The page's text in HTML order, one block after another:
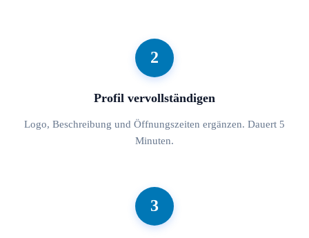
2
Profil vervollständigen
Logo, Beschreibung und Öffnungszeiten ergänzen. Dauert 5
Minuten.
3